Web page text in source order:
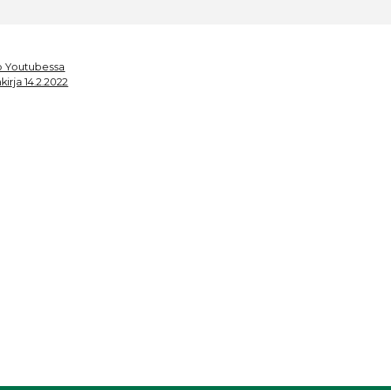
e
Youtubessa
14.2.2022